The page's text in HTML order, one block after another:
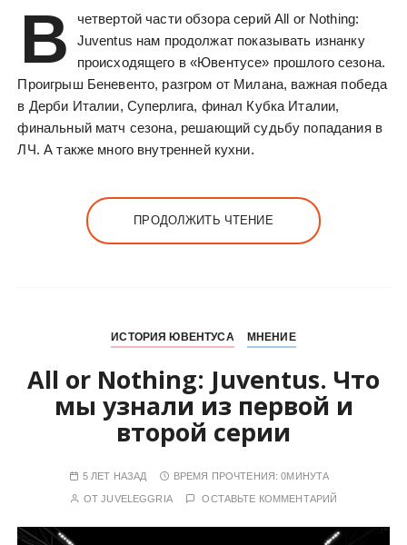
В
четвертой части обзора серий All or Nothing:
Juventus нам продолжат показывать изнанку
происходящего в «Ювентусе» прошлого сезона.
Проигрыш Беневенто, разгром от Милана, важная победа
в Дерби Италии, Суперлига, финал Кубка Италии,
финальный матч сезона, решающий судьбу попадания в
ЛЧ. А также много внутренней кухни.
ПРОДОЛЖИТЬ ЧТЕНИЕ
ИСТОРИЯ ЮВЕНТУСА МНЕНИЕ
All or Nothing: Juventus. Что
мы узнали из первой и
второй серии
5 ЛЕТ НАЗАД ВРЕМЯ ПРОЧТЕНИЯ:0МИНУТА
ОТJUVELEGGRIA ОСТАВЬТЕ КОММЕНТАРИЙ